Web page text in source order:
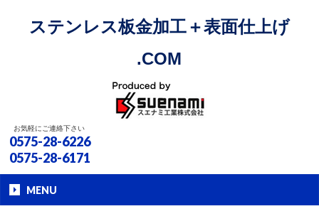
ステンレス板金加工＋表面仕上げ
.COM
お気軽にご連絡下さい
0575-28-6226
0575-28-6171
MENU